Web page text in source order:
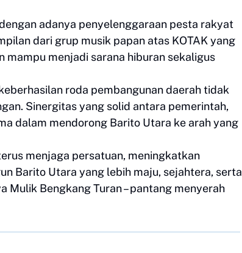
adanya penyelenggaraan pesta rakyat
dari grup musik papan atas KOTAK yang
mampu menjadi sarana hiburan sekaligus
roda pembangunan daerah tidak
Sinergitas yang solid antara pemerintah,
dalam mendorong Barito Utara ke arah yang
menjaga persatuan, meningkatkan
Barito Utara yang lebih maju, sejahtera, serta
Mulik Bengkang Turan – pantang menyerah